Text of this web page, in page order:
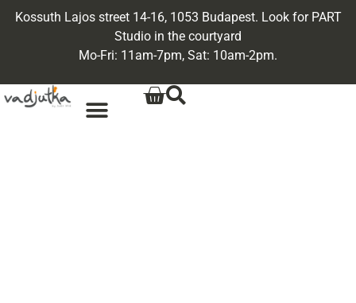
Kossuth Lajos street 14-16, 1053 Budapest. Look for PART
Studio in the courtyard
Mo-Fri: 11am-7pm, Sat: 10am-2pm.